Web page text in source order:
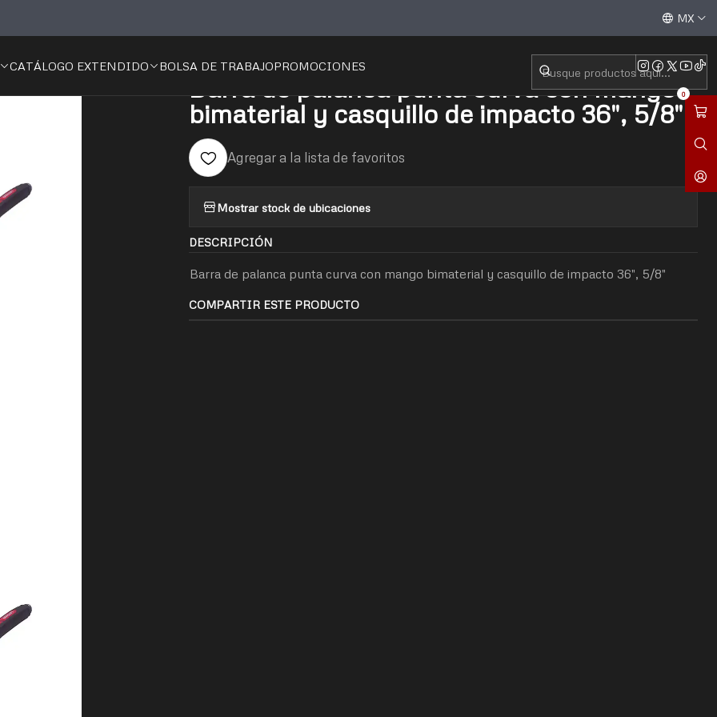
CATÁLOGO EXTENDIDO BOLSA DE TRABAJOPROMOCIONES
0
Aceptamos todas las tarjetas de crédito / débito y
MX
|
Barra de palanca punta curva con mango
bimaterial y casquillo de impacto 36", 5/8"
Agregar a la lista de favoritos
Mostrar stock de ubicaciones
DESCRIPCIÓN
Barra de palanca punta curva con mango bimaterial y casquillo de impacto 36", 5/8"
COMPARTIR ESTE PRODUCTO